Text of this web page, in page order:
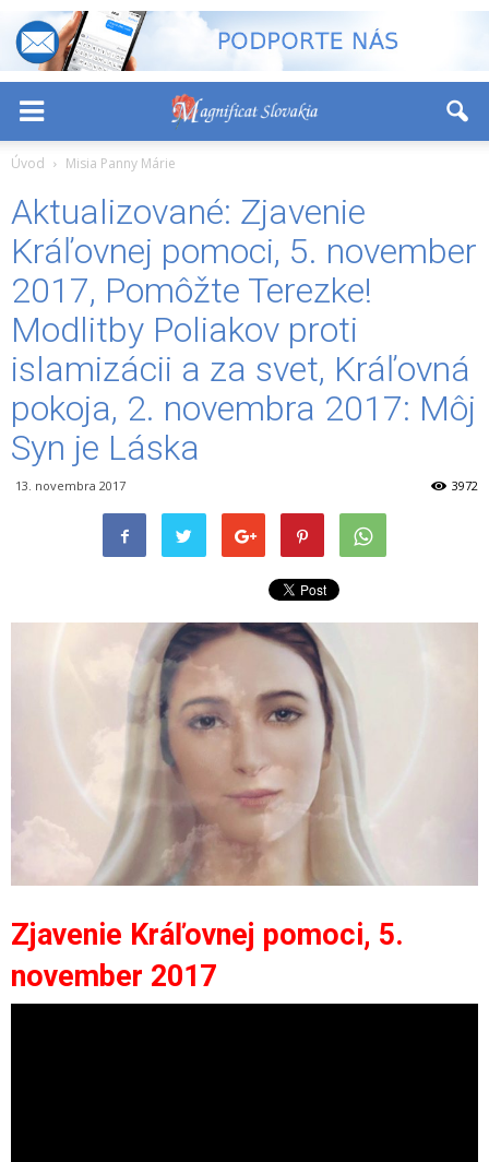
Úvod Misia Panny Márie
Aktualizované: Zjavenie
Kráľovnej pomoci, 5. november
2017, Pomôžte Terezke!
Modlitby Poliakov proti
islamizácii a za svet, Kráľovná
pokoja, 2. novembra 2017: Môj
Syn je Láska
13. novembra 2017 3972
Zjavenie Kráľovnej pomoci, 5.
november 2017
+